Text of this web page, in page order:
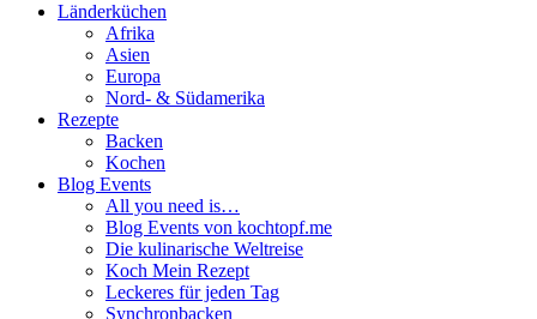
Länderküchen
Afrika
Asien
Europa
Nord- & Südamerika
Rezepte
Backen
Kochen
Blog Events
All you need is…
Blog Events von kochtopf.me
Die kulinarische Weltreise
Koch Mein Rezept
Leckeres für jeden Tag
Synchronbacken